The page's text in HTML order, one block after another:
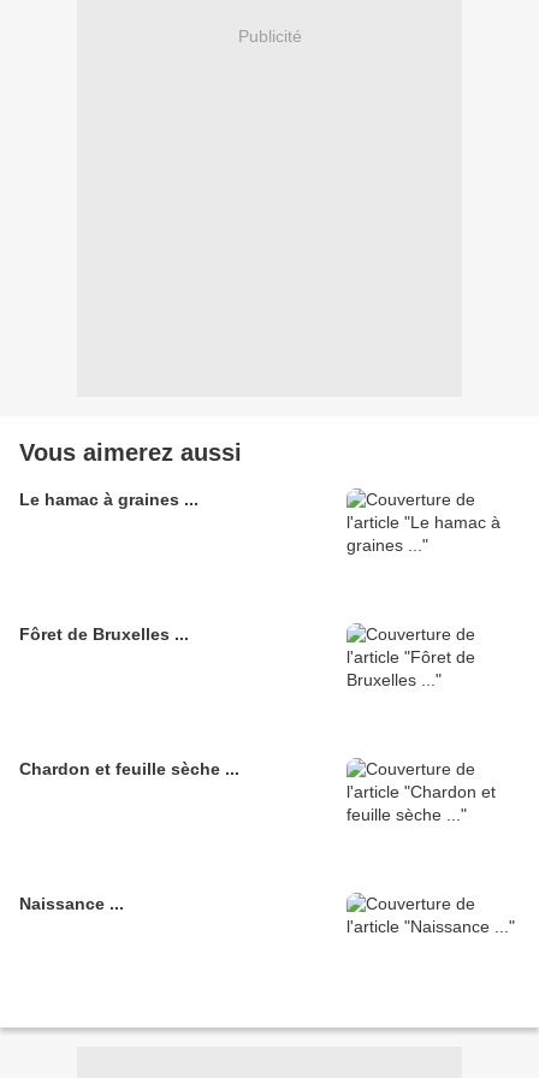
Publicité
Vous aimerez aussi
Le hamac à graines ...
Fôret de Bruxelles ...
Chardon et feuille sèche ...
Naissance ...